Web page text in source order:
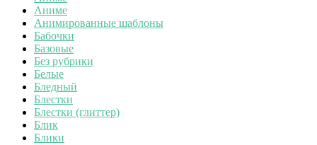
Аниме
Анимированные шаблоны
Бабочки
Базовые
Без рубрики
Белые
Бледный
Блестки
Блестки (глиттер)
Блик
Блики